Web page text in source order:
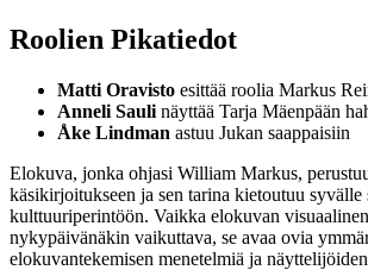
Roolien Pikatiedot
Matti Oravisto esittää roolia Markus
Anneli Sauli näyttää Tarja Mäenpään
Åke Lindman astuu Jukan saappaisiin
Elokuva, jonka ohjasi William Markus,
käsikirjoitukseen ja sen tarina kietoutuu syvälle
kulttuuriperintöön. Vaikka elokuvan
nykypäivänäkin vaikuttava, se avaa ovia
elokuvantekemisen menetelmiä ja